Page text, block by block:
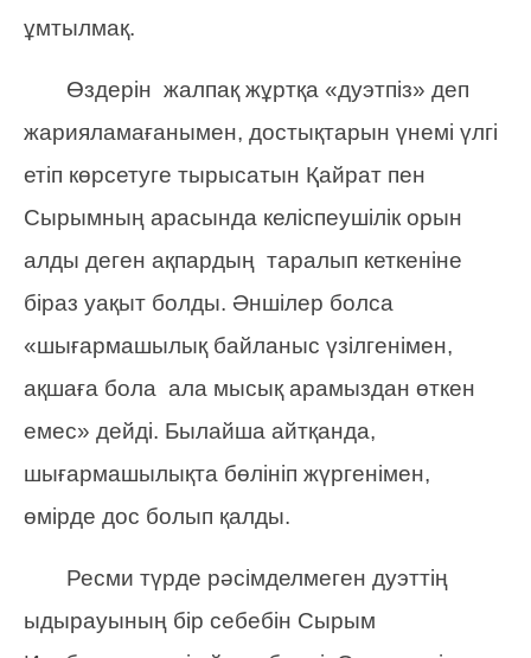
ұмтылмақ.
Өздерін жалпақ жұртқа «дуэтпіз» деп
жарияламағанымен, достықтарын үнемі үлгі
етіп көрсетуге тырысатын Қайрат пен
Сырымның арасында келіспеушілік орын
алды деген ақпардың таралып кеткеніне
біраз уақыт болды. Әншілер болса
«шығармашылық байланыс үзілгенімен,
ақшаға бола ала мысық арамыздан өткен
емес» дейді. Былайша айтқанда,
шығармашылықта бөлініп жүргенімен,
өмірде дос болып қалды.
Ресми түрде рәсімделмеген дуэттің
ыдырауының бір себебін Сырым